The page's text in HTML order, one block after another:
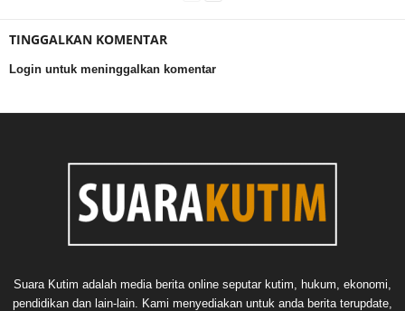
TINGGALKAN KOMENTAR
Login untuk meninggalkan komentar
Suara Kutim adalah media berita online seputar kutim, hukum, ekonomi,
pendidikan dan lain-lain. Kami menyediakan untuk anda berita terupdate,